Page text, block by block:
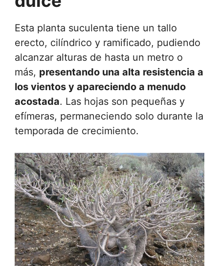
Esta planta suculenta tiene un tallo
erecto, cilíndrico y ramificado, pudiendo
alcanzar alturas de hasta un metro o
más, presentando una alta resistencia a
los vientos y apareciendo a menudo
acostada. Las hojas son pequeñas y
efímeras, permaneciendo solo durante la
temporada de crecimiento.